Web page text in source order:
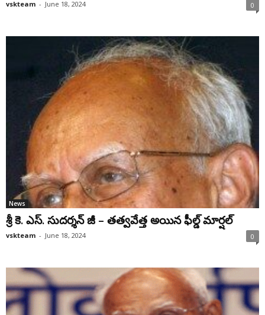
vskteam - June 18, 2024 0
News
శ్రీ కె. ఎస్. సుదర్శన్ జీ – తత్వవేత్త అయిన ఫీల్డ్ మార్షల్
vskteam - June 18, 2024 0